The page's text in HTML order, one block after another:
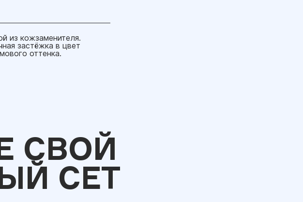
из кожзаменителя.
застёжка в цвет
оттенка.
СВОЙ
СЕТ